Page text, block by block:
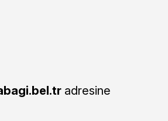
adresine